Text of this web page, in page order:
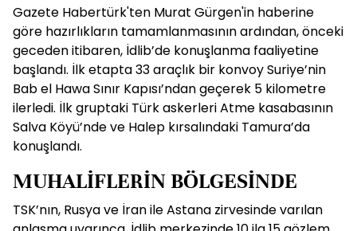
Gazete Habertürk'ten Murat Gürgen'in haberine
göre hazırlıkların tamamlanmasının ardından, önceki
geceden itibaren, İdlib’de konuşlanma faaliyetine
başlandı. İlk etapta 33 araçlık bir konvoy Suriye’nin
Bab el Hawa Sınır Kapısı’ndan geçerek 5 kilometre
ilerledi. İlk gruptaki Türk askerleri Atme kasabasının
Salva Köyü’nde ve Halep kırsalındaki Tamura’da
konuşlandı.
MUHALİFLERİN BÖLGESİNDE
TSK’nın, Rusya ve İran ile Astana zirvesinde varılan